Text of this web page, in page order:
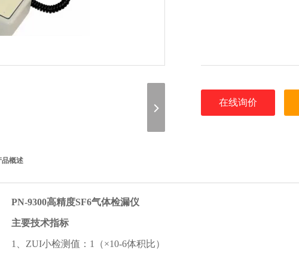
在线询价
品概述
PN-9300高精度SF6气体检漏仪
主要技术指标
1、ZUI小检测值：1（×10-6体积比）